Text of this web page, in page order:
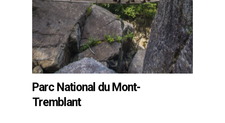
Parc National du Mont-
Tremblant